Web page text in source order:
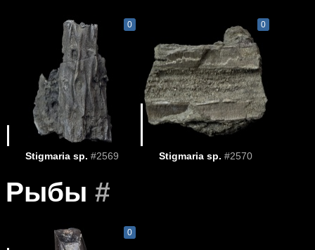
0
Stigmaria sp. #2569
0
Stigmaria sp. #2570
Рыбы #
0